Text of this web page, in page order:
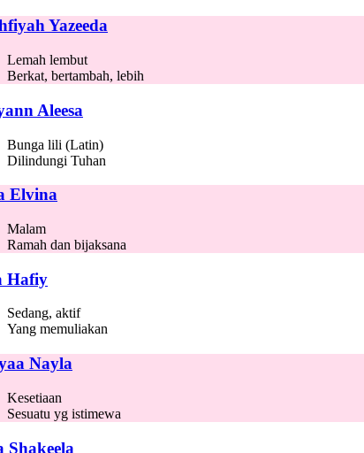
Yazeeda
Lemah lembut
Berkat, bertambah, lebih
Aleesa
Bunga lili (Latin)
Dilindungi Tuhan
Elvina
Malam
Ramah dan bijaksana
Hafiy
Sedang, aktif
Yang memuliakan
Nayla
Kesetiaan
Sesuatu yg istimewa
Shakeela